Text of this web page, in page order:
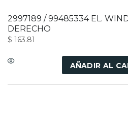
2997189 / 99485334 EL.
DERECHO
$ 163.81
AÑADIR AL